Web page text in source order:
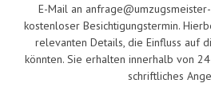
E-Mail an
kostenloser Besichtigungstermin.
relevanten Details, die Einfluss auf
könnten. Sie erhalten innerhalb von
schriftliches